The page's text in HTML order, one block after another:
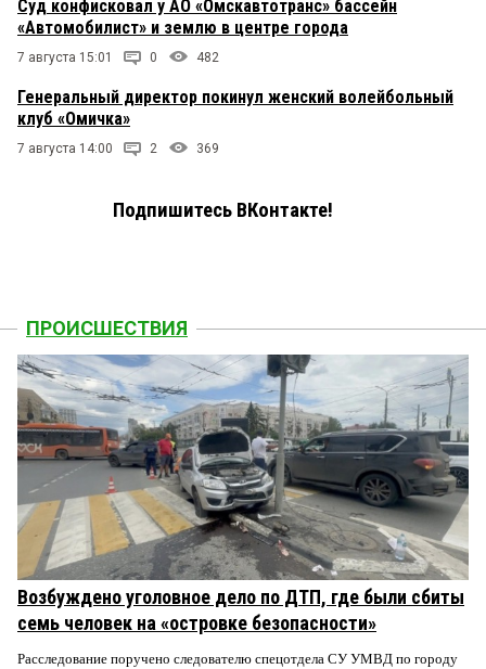
Суд конфисковал у АО «Омскавтотранс» бассейн
«Автомобилист» и землю в центре города
7 августа 15:01 0 482
Генеральный директор покинул женский волейбольный
клуб «Омичка»
7 августа 14:00 2 369
Подпишитесь ВКонтакте!
ПРОИСШЕСТВИЯ
Возбуждено уголовное дело по ДТП, где были сбиты
семь человек на «островке безопасности»
Расследование поручено следователю спецотдела СУ УМВД по городу